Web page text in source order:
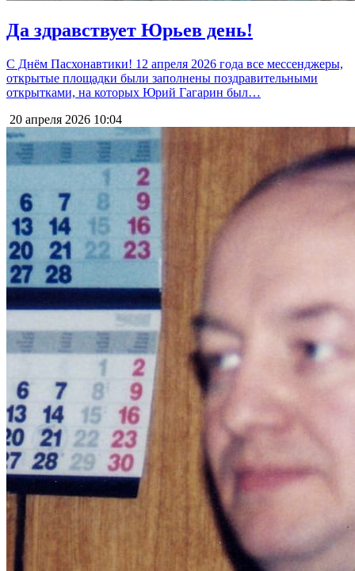
Да здравствует Юрьев день!
С Днём Пасхонавтики! 12 апреля 2026 года все мессенджеры,
открытые площадки были заполнены поздравительными
открытками, на которых Юрий Гагарин был…
20 апреля 2026 10:04